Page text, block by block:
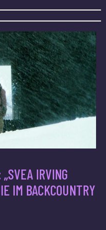
IRVING
IM BACKCOUNTRY